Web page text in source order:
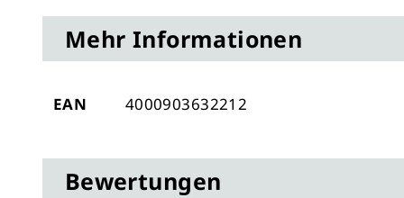
Anfang
Bildergalerie
Mehr Informationen
Mehr
EAN 4000903632212
Bewertungen